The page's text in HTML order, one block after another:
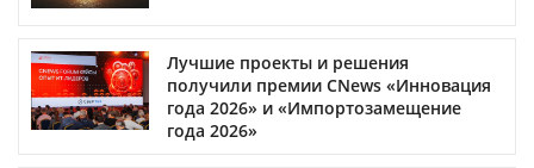
Лучшие проекты и решения
получили премии CNews «Инновация
года 2026» и «Импортозамещение
года 2026»